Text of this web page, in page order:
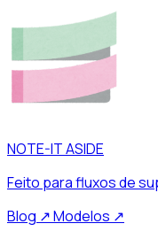
NOTE-IT ASIDE
Feito para fluxos de
Blog ↗Modelos ↗